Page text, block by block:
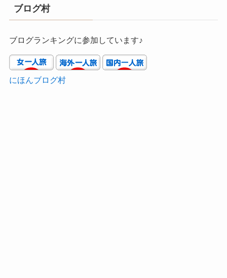
ブログ村
ブログランキングに参加しています♪
にほんブログ村